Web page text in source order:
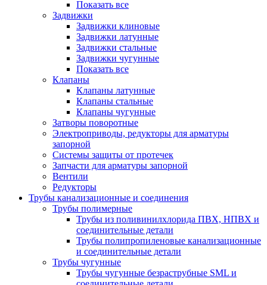
Показать все
Задвижки
Задвижки клиновые
Задвижки латунные
Задвижки стальные
Задвижки чугунные
Показать все
Клапаны
Клапаны латунные
Клапаны стальные
Клапаны чугунные
Затворы поворотные
Электроприводы, редукторы для арматуры
запорной
Системы защиты от протечек
Запчасти для арматуры запорной
Вентили
Редукторы
Трубы канализационные и соединения
Трубы полимерные
Трубы из поливинилхлорида ПВХ, НПВХ и
соединительные детали
Трубы полипропиленовые канализационные
и соединительные детали
Трубы чугунные
Трубы чугунные безраструбные SML и